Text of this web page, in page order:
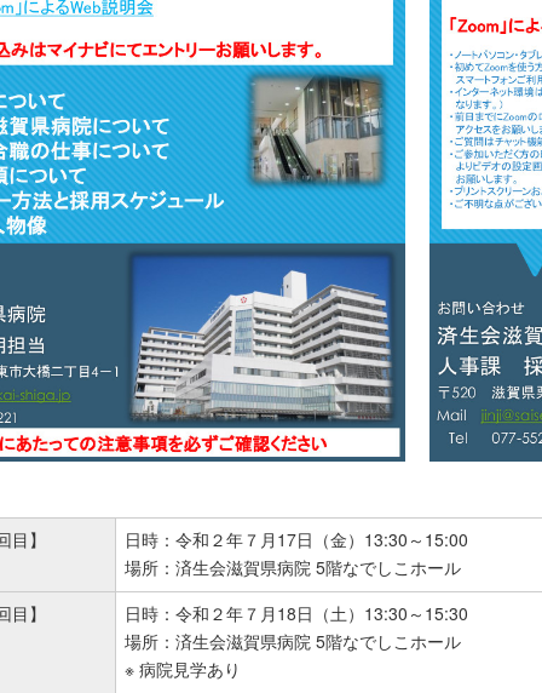
目】
日時：令和２年７月17日（金）13:30～15:00
場所：済生会滋賀県病院 5階なでしこホール
目】
日時：令和２年７月18日（土）13:30～15:30
場所：済生会滋賀県病院 5階なでしこホール
※ 病院見学あり